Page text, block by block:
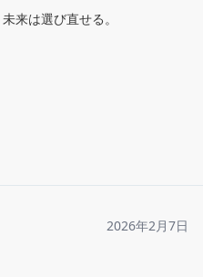
来は選び直せる。
2026年2月7日